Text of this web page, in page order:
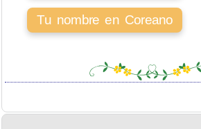
Tu nombre en Coreano